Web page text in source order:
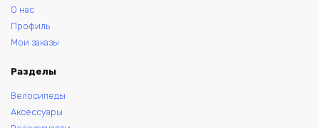
О нас
Профиль
Мои заказы
Разделы
Велосипеды
Аксессуары